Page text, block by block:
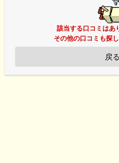
該当する口コミはあ
その他の口コミも探
戻る